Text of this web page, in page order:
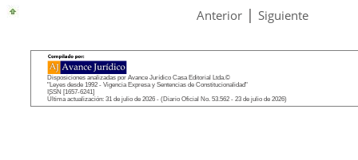
Anterior | Siguiente
Disposiciones analizadas por Avance Jurídico Casa Editorial Ltda.©
"Leyes desde 1992 - Vigencia Expresa y Sentencias de Constitucionalidad"
ISSN [1657-6241]
Última actualización: 31 de julio de 2026 - (Diario Oficial No. 53.562 - 23 de julio de 2026)